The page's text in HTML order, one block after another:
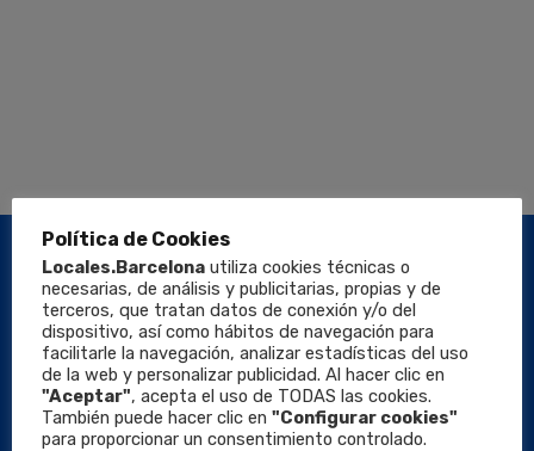
Política de Cookies
Locales.Barcelona utiliza cookies técnicas o
necesarias, de análisis y publicitarias, propias y de
terceros, que tratan datos de conexión y/o del
dispositivo, así como hábitos de navegación para
facilitarle la navegación, analizar estadísticas del uso
de la web y personalizar publicidad. Al hacer clic en
"Aceptar", acepta el uso de TODAS las cookies.
También puede hacer clic en "Configurar cookies"
para proporcionar un consentimiento controlado.